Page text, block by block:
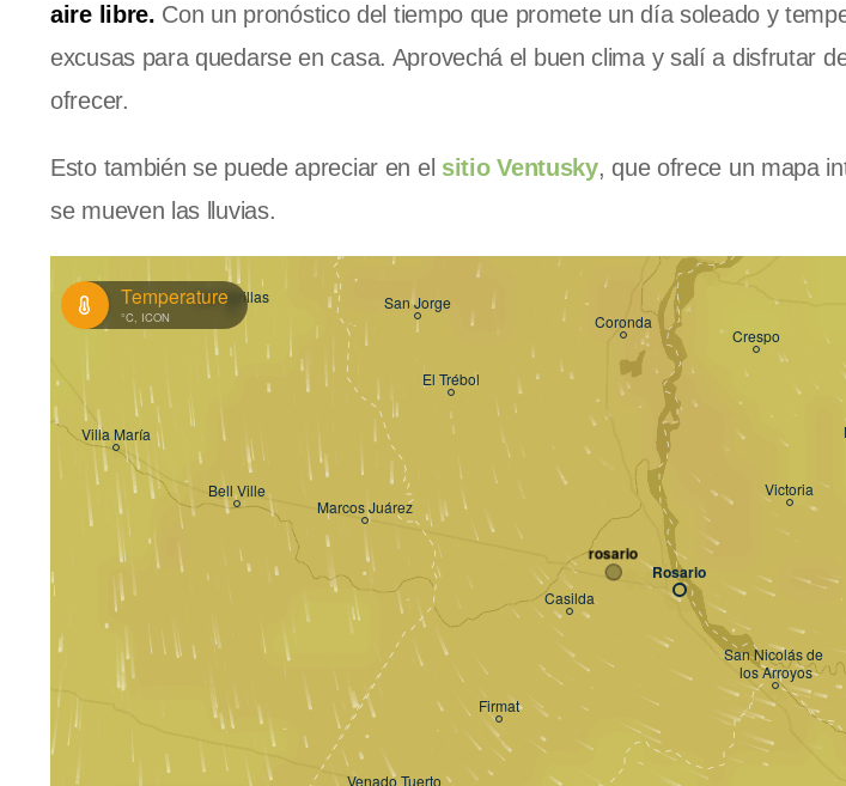
aire libre. Con un pronóstico del tiempo que promete un día soleado y
excusas para quedarse en casa. Aprovechá el buen clima y salí a disfrutar
ofrecer.
Esto también se puede apreciar en el sitio Ventusky, que ofrece un mapa
se mueven las lluvias.